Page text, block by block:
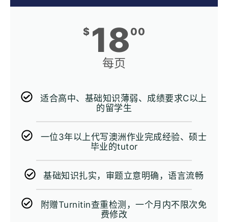
$ 1800
每页
适合高中、基础知识薄弱、成绩要求C以上
的留学生
一位3年以上代写澳洲作业完成经验、硕士
毕业的tutor
基础知识扎实，审题立意明确，语言流畅
附赠Turnitin查重检测，一个月内不限次免
费修改